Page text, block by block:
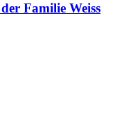
Familie Weiss